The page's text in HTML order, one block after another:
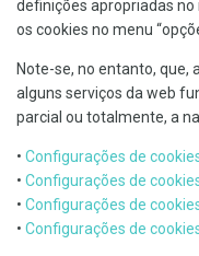
definições apropriadas
os cookies no menu
Note-se, no entanto, que,
alguns serviços da web
parcial ou totalmente, a
• Configurações de
• Configurações de
• Configurações de
• Configurações de